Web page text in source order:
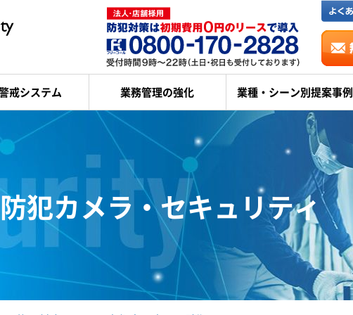
戒システム 業務管理の強化 業種・シーン別提案事例
防犯カメラ・セキュリティ